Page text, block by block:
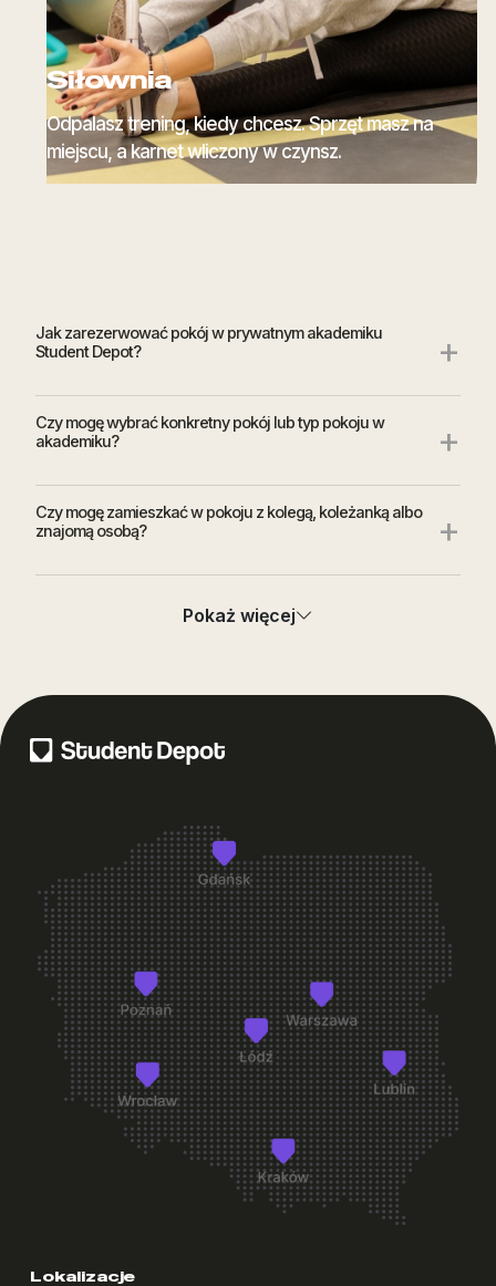
Siłownia
Odpalasz trening, kiedy chcesz. Sprzęt masz na
miejscu, a karnet wliczony w czynsz.
Jak zarezerwować pokój w prywatnym akademiku
Student Depot?
+
Czy mogę wybrać konkretny pokój lub typ pokoju w
akademiku?
+
Czy mogę zamieszkać w pokoju z kolegą, koleżanką albo
znajomą osobą?
+
podpisaniem umowy?
Co dostanę przy odbiorze pokoju? +
Co zrobić, jeśli po wprowadzeniu zauważę usterkę w
Czy mogę zmienić pokój po wprowadzeniu się?
Na jaki okres mogę wynająć pokój w Student Depot? +
Co jest wliczone w cenę pokoju? +
Czy pokoje w Student Depot są umeblowane? +
Co znajduje się w wyposażeniu pokoju akademika?
Pokaż więcej
Lokalizacje